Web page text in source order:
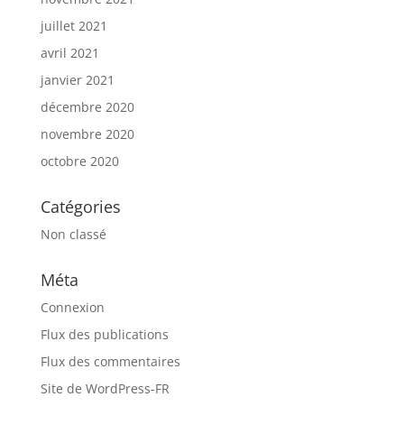
juillet 2021
avril 2021
janvier 2021
décembre 2020
novembre 2020
octobre 2020
Catégories
Non classé
Méta
Connexion
Flux des publications
Flux des commentaires
Site de WordPress-FR